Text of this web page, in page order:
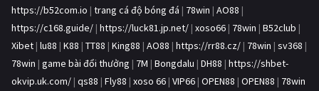
https://b52com.io | trang cá độ bóng đá | 78win | AO88 |
https://c168.guide/ | https://luck81.jp.net/ | xoso66 | 78win | B52club |
Xibet | lu88 | K88 | TT88 | King88 | AO88 | https://rr88.cz/ | 78win | sv368 |
78win | game bài đổi thưởng | 7M | Bongdalu | DH88 | https://shbet-
okvip.uk.com/ | qs88 | Fly88 | xoso 66 | VIP66 | OPEN88 | OPEN88 | 78win